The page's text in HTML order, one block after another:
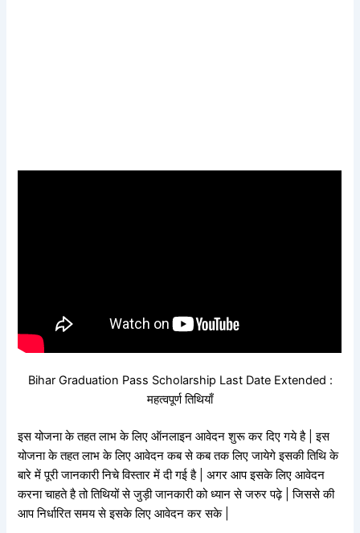
Bihar Graduation Pass Scholarship Last Date Extended :
महत्वपूर्ण तिथियाँ
इस योजना के तहत लाभ के लिए ऑनलाइन आवेदन शुरू कर दिए गये है | इस
योजना के तहत लाभ के लिए आवेदन कब से कब तक लिए जायेगे इसकी तिथि के
बारे में पूरी जानकारी निचे विस्तार में दी गई है | अगर आप इसके लिए आवेदन
करना चाहते है तो तिथियों से जुड़ी जानकारी को ध्यान से जरुर पढ़े | जिससे की
आप निर्धारित समय से इसके लिए आवेदन कर सके |